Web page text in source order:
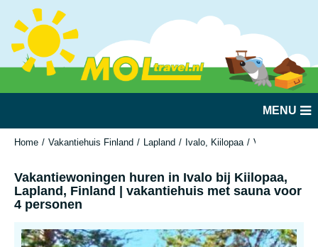
MENU
Home Vakantiehuis Finland Lapland Ivalo, Kiilopaa
Vakantiewoningen huren in Ivalo bij Kiilopaa,
Lapland, Finland | vakantiehuis met sauna voor
4 personen